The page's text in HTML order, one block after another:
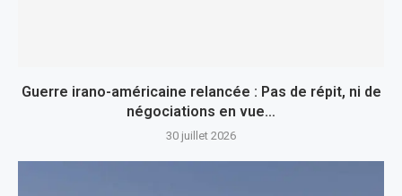
Guerre irano-américaine relancée : Pas de répit, ni de
négociations en vue…
30 juillet 2026